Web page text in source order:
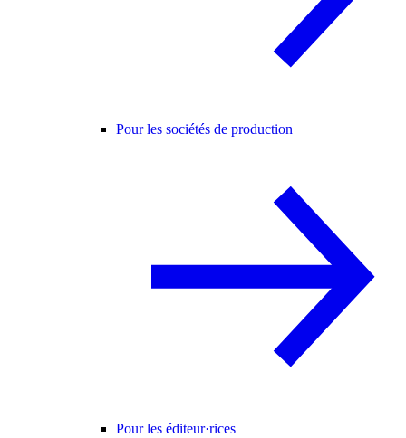
Pour les sociétés de production
Pour les éditeur·rices